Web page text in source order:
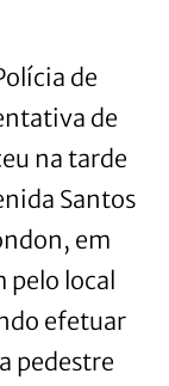
de
de
na tarde
Santos
em
pelo local
efetuar
pedestre